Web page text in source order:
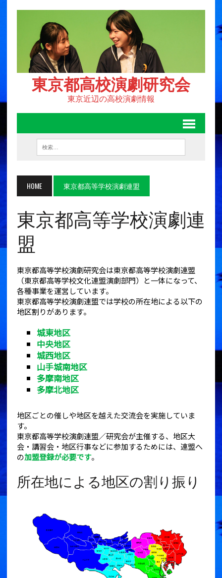
東京都高校演劇研究会
東京近辺の高校演劇情報
HOME 東京都高等学校演劇連盟
東京都高等学校演劇連
盟
東京都高等学校演劇研究会は東京都高等学校演劇連盟
（東京都高等学校文化連盟演劇部門）と一体になって、
各種事業を運営しています。
東京都高等学校演劇連盟では学校の所在地による以下の
地区割りがあります。
城東地区
中央地区
城西地区
山手城南地区
多摩南地区
多摩北地区
地区ごとの催しや地区を越えた交流会を実施していま
す。
東京都高等学校演劇連盟／研究会が主催する、地区大
会・講習会・地区行事などに参加するためには、連盟へ
の加盟登録が必要です。
所在地による地区の割り振り